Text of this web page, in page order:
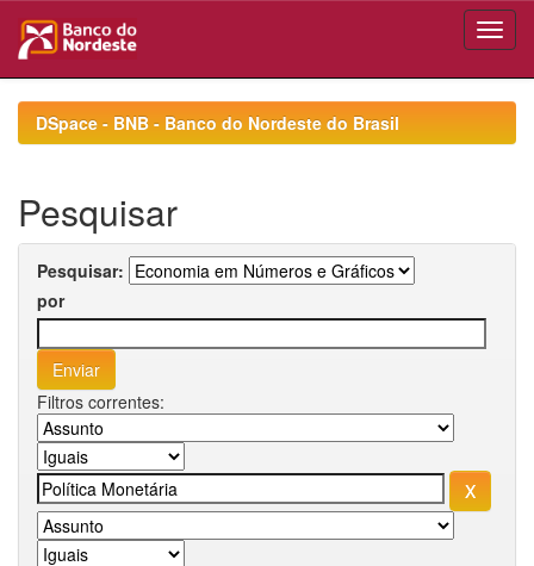
navigationDSpace - BNB - Banco do Nordeste do Brasil
Pesquisar
Pesquisar:
por
Filtros correntes: